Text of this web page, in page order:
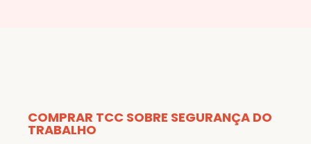
COMPRAR TCC SOBRE SEGURANÇA DO
TRABALHO